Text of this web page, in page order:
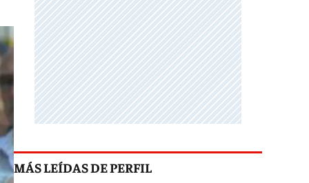
MÁS LEÍDAS DE PERFIL